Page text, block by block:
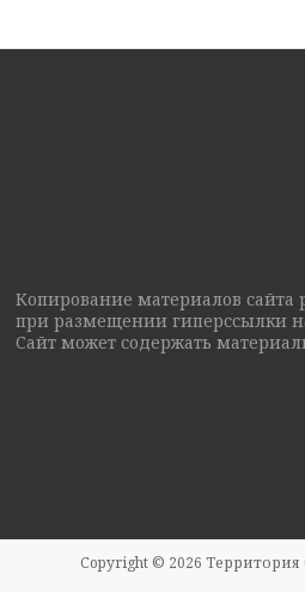
Копирование материалов сайта
при размещении гиперссылки
Сайт может содержать
Copyright © 2026